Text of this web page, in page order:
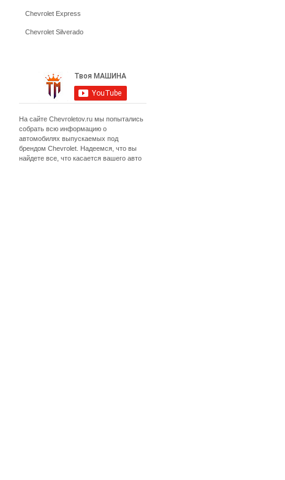
Chevrolet Express
Chevrolet Silverado
На сайте Chevroletov.ru мы попытались
собрать всю информацию о
автомобилях выпускаемых под
брендом Chevrolet. Надеемся, что вы
найдете все, что касается вашего авто